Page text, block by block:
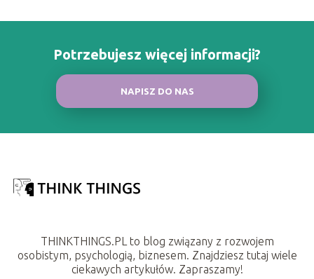
Potrzebujesz więcej informacji?
NAPISZ DO NAS
THINKTHINGS.PL to blog związany z rozwojem
osobistym, psychologią, biznesem. Znajdziesz tutaj wiele
ciekawych artykułów. Zapraszamy!